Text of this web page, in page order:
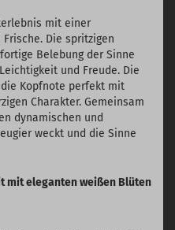
mit einer
Die spritzigen
Belebung der Sinne
und Freude. Die
Kopfnote perfekt mit
Charakter. Gemeinsam
dynamischen und
weckt und die Sinne
mit eleganten weißen Blüten